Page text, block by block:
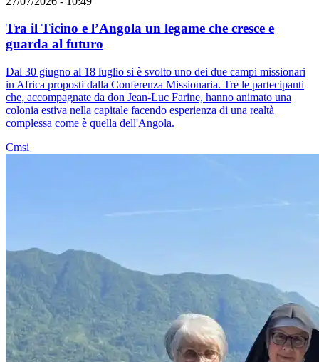
Tra il Ticino e l’Angola un legame che cresce e
guarda al futuro
Dal 30 giugno al 18 luglio si è svolto uno dei due campi missionari
in Africa proposti dalla Conferenza Missionaria. Tre le partecipanti
che, accompagnate da don Jean-Luc Farine, hanno animato una
colonia estiva nella capitale facendo esperienza di una realtà
complessa come è quella dell'Angola.
Cmsi